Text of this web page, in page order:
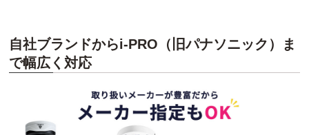
自社ブランドからi-PRO（旧パナソニック）ま
で幅広く対応